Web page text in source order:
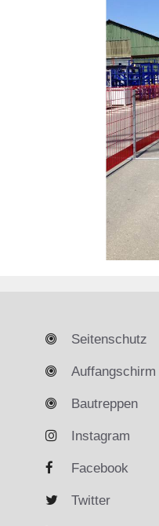
Seitenschutz
Auffangschirm
Bautreppen
Instagram
Facebook
Twitter